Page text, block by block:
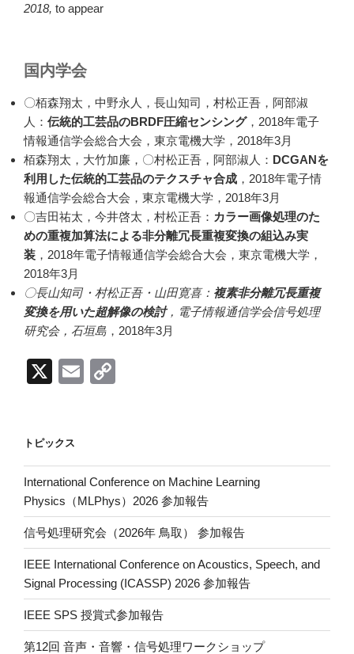
2018, to appear
国内学会
〇栢森翔太，中野永人，長山知司，村松正吾，阿部淑
人： 伝統的工芸品のBRDF圧縮センシング，2018年電子
情報通信学会総合大会，東京電機大学，2018年3月
栢森翔太，大竹加廉，〇村松正吾，阿部淑人： DCGANを
利用した伝統的工芸品のテクスチャ合成 ，2018年電子情
報通信学会総合大会，東京電機大学，2018年3月
〇吉田祐太，今井啓太，村松正吾： カラー画像処理のた
めの重複加算法による非分離冗長重複変換の組込み実
装 ，2018年電子情報通信学会総合大会，東京電機大学，
2018年3月
〇長山知司・村松正吾・山田寛喜： 複素非分離冗長重複
変換を用いた超解像の検討，電子情報通信学会信号処理
研究会，石垣島 ，2018年3月
X
E
Li
n
k
トピックス
International Conference on Machine Learning
Physics（MLPhys）2026 参加報告
信号処理研究会（2026年 鳥取） 参加報告
IEEE International Conference on Acoustics, Speech, and
Signal Processing (ICASSP) 2026 参加報告
IEEE SPS 授賞式参加報告
第12回 音声・音響・信号処理ワークショップ